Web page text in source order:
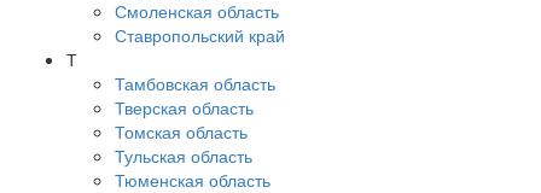
Смоленская область
Ставропольский край
Т
Тамбовская область
Тверская область
Томская область
Тульская область
Тюменская область